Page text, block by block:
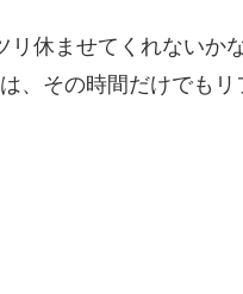
休ませてくれないか
、その時間だけでもリ